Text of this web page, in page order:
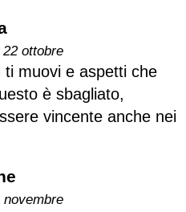
ottobre
muovi e aspetti che
è sbagliato,
vincente anche nei